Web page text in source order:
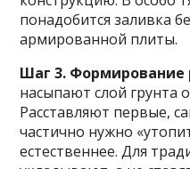
понадобится заливка
армированной плиты.
Шаг 3. Формирование
насыпают слой грунта
Расставляют первые,
частично нужно
естественнее. Для